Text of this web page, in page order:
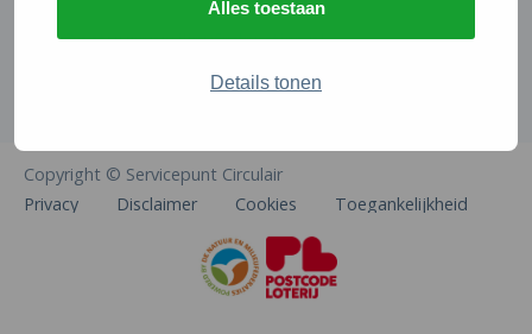
Alles toestaan
Details tonen
info@natuurenmilieufederaties.nl
Copyright © Servicepunt Circulair
Privacy
Disclaimer Cookies Toegankelijkheid